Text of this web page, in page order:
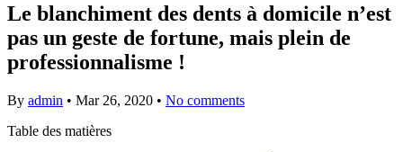
Le blanchiment des dents à domicile n’est
pas un geste de fortune, mais plein de
professionnalisme !
By admin • Mar 26, 2020 • No comments
Table des matières